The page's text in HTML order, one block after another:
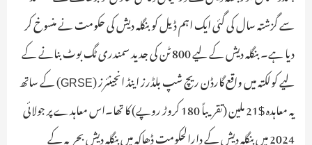
سے گزشتہ سال کی گئی ایک اہم ڈیل کو بنگلہ دیش کی حکومت نے منسوخ کر
دیا ہے۔ بنگلہ دیش کے لیے 800 ٹن کی جدید سمندری ٹگ بوٹ بنانے کے
لیے کولکتہ میں واقع گارڈن ریچ شپ بلڈرز اینڈ انجینئرز (GRSE) کے ساتھ
یہ معاہدہ $21 ملین (تقریباً 180 کروڑ روپے) کا تھا۔اس معاہدے پر جولائی
2024 میں بنگلہ دیش کے دارالحکومت ڈھاکہ میں بنگلہ دیش بحریہ کے